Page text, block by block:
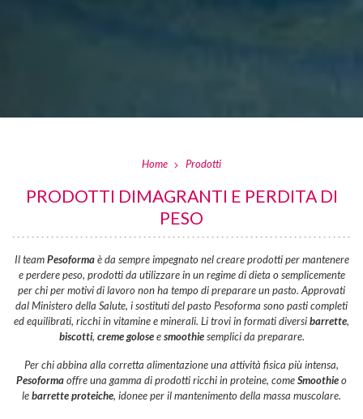
Home Prodotti
PRODOTTI DIMAGRANTI E PERDITA DI
PESO
Il teamPesoformaè da sempre impegnato nel creare prodotti per mantenere
e perdere peso, prodotti da utilizzare in un regime di dieta o semplicemente
per chi per motivi di lavoro non ha tempo di preparare un pasto. Approvati
dal Ministero della Salute, i sostituti del pasto Pesoforma sono pasti completi
ed equilibrati, ricchi in vitamine e minerali. Li trovi in formati diversibarrette,
biscotti, creme goloseesmoothiesemplici da preparare.
Per chi abbina alla corretta alimentazione una attività fisica più intensa,
Pesoformaoffre una gamma di prodotti ricchi in proteine, comeSmoothieo
lebarrette proteiche, idonee per il mantenimento della massa muscolare.